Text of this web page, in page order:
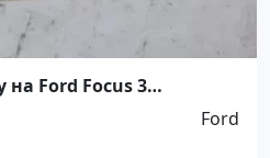
Ford Focus 3
Ford